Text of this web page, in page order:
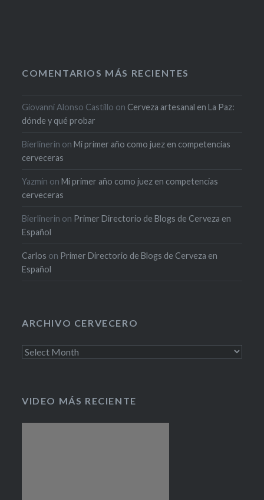
COMENTARIOS MÁS RECIENTES
Giovanni Alonso Castillo on Cerveza artesanal en La Paz:
dónde y qué probar
Bierlinerin onMi primer año como juez en competencias
cerveceras
Yazmin onMi primer año como juez en competencias
cerveceras
Bierlinerin on Primer Directorio de Blogs de Cerveza en
Español
Carlos on Primer Directorio de Blogs de Cerveza en
Español
ARCHIVO CERVECERO
Archivo
VIDEO MÁS RECIENTE